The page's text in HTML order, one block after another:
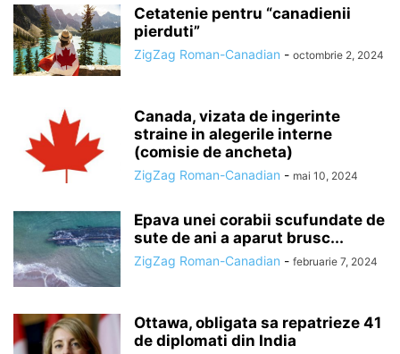
Cetatenie pentru “canadienii
pierduti”
ZigZag Roman-Canadian - octombrie 2, 2024
Canada, vizata de ingerinte
straine in alegerile interne
(comisie de ancheta)
ZigZag Roman-Canadian - mai 10, 2024
Epava unei corabii scufundate de
sute de ani a aparut brusc...
ZigZag Roman-Canadian - februarie 7, 2024
Ottawa, obligata sa repatrieze 41
de diplomati din India